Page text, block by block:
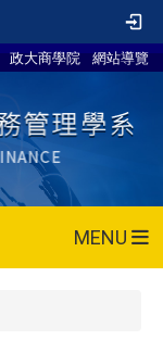
政大商學院 網站導覽
MENU